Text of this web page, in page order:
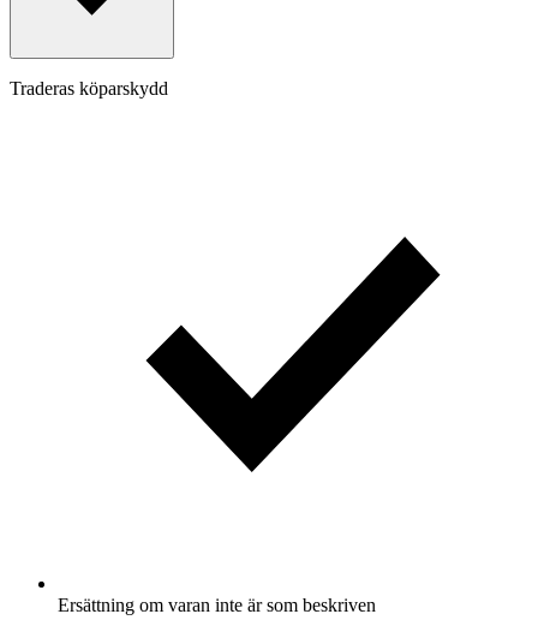
Traderas köparskydd
Ersättning om varan inte är som beskriven